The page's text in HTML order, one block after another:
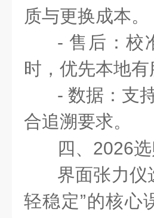
质与更换成本。
- 售后：校
时，优先本地有
- 数据：支
合追溯要求。
四、2026
界面张力仪
轻稳定”的核心